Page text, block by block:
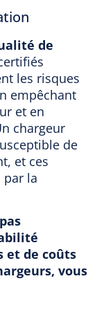
de
les risques
empêchant
et en
chargeur
de
et ces
par la
et de coûts
vous